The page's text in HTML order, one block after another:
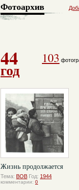
Фотоархив
44
год
103
Жизнь продолжается
Тема: ВОВ Год: 1944
комментарии: 0